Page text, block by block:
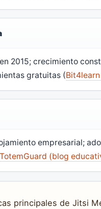
2015; crecimiento
gratuitas (
empresarial;
TotemGuard (blog
principales de Jitsi